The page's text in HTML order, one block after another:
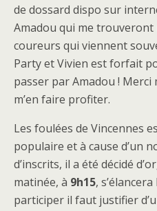
de dossard dispo sur
Amadou qui me trouveront
coureurs qui viennent
Party et Vivien est forfait
passer par Amadou ! Merci
m’en faire profiter.
Les foulées de Vincennes
populaire et à cause d’un
d’inscrits, il a été décidé
matinée, à 9h15,
participer il faut justifier